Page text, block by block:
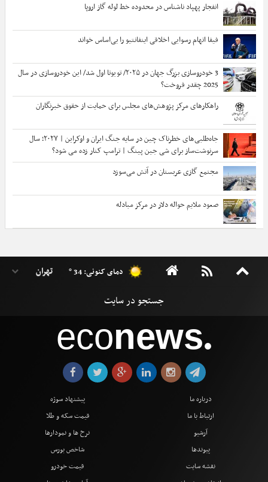
انفجار پهپاد ناشناس در محدوده خط لوله گاز اروپا
فیفا اتهام رسوایی اخلاقی اینفانتیو را بی‌اساس خواند
3 خودروسازی بزرگ جهان در ۲۰۲۵/ تویوتا اول شد/ این خودروسازی در سال
2025 چقدر فروخت؟
راهکارهای مرکز پژوهش‌های مجلس برای حمایت از حقوق خبرنگاران
جاه‌طلبی‌های خطرناک چین در سایه جنگ‌ ایران و اوکراین | ۲۰۲۷؛ سال
سرنوشت‌ساز برای شی جین‌ پینگ | ترامپ کنار زده می شود؟
مجتمع گازی عربستان در آتش می‌سوزد
صعود ملایم حواله دلار در مرکز مبادله
دمای کنونی: 34 °
econews●
درباره ما
ارتباط با ما
آرشیو
پیوندها
نقشه سایت
پیشنهاد سوژه
قیمت سکه و طلا
نرخ ها و نمودارها
شاخص بورس
قیمت خودرو